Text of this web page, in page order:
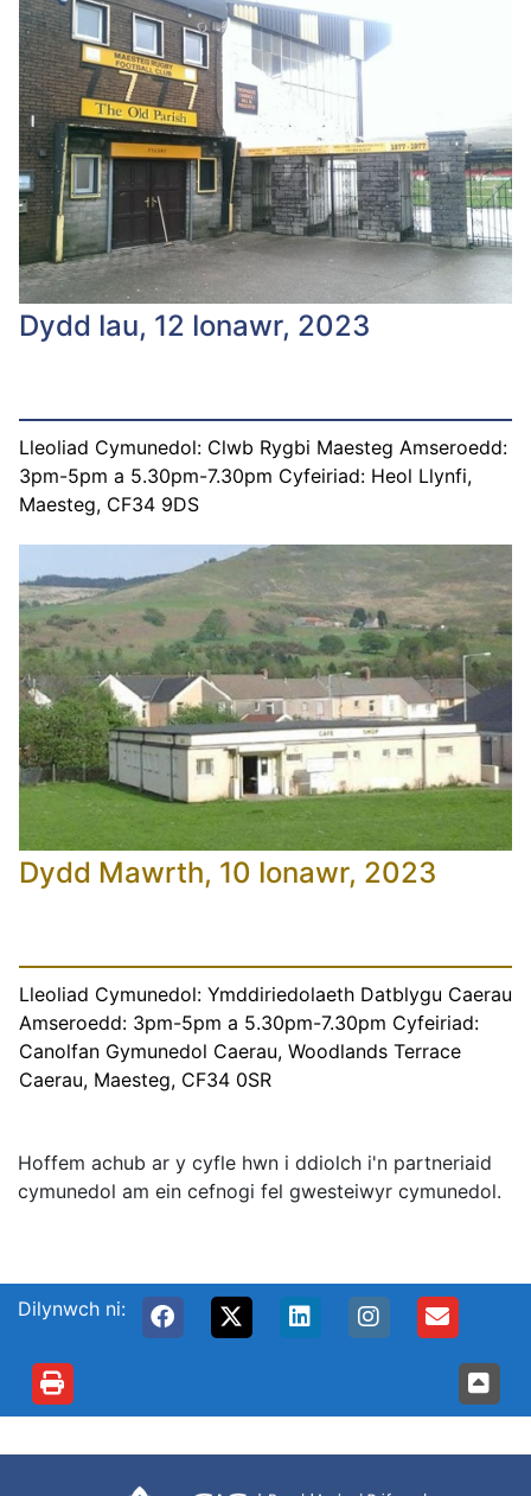
Dydd Iau, 12 Ionawr, 2023
Lleoliad Cymunedol: Clwb Rygbi Maesteg Amseroedd:
3pm-5pm a 5.30pm-7.30pm Cyfeiriad: Heol Llynfi,
Maesteg, CF34 9DS
Dydd Mawrth, 10 Ionawr, 2023
Lleoliad Cymunedol: Ymddiriedolaeth Datblygu Caerau
Amseroedd: 3pm-5pm a 5.30pm-7.30pm Cyfeiriad:
Canolfan Gymunedol Caerau, Woodlands Terrace
Caerau, Maesteg, CF34 0SR
Hoffem achub ar y cyfle hwn i ddiolch i'n partneriaid
cymunedol am ein cefnogi fel gwesteiwyr cymunedol.
Dilynwch ni: